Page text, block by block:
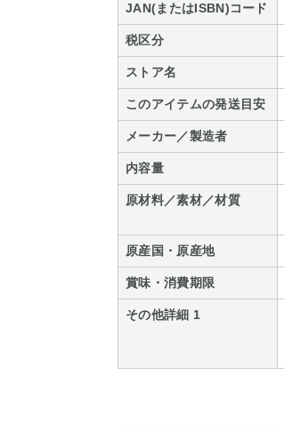
JAN(またはISBN)コード
税区分
ストア名
このアイテムの発送目安
メーカー／製造者
内容量
原材料／素材／材質
原産国・原産地
賞味・消費期限
その他詳細 1